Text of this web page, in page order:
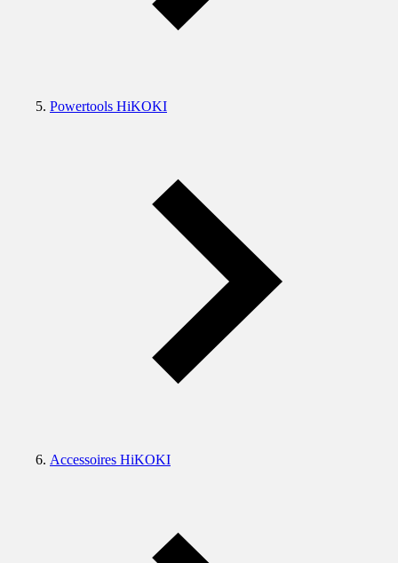
Powertools HiKOKI
Accessoires HiKOKI